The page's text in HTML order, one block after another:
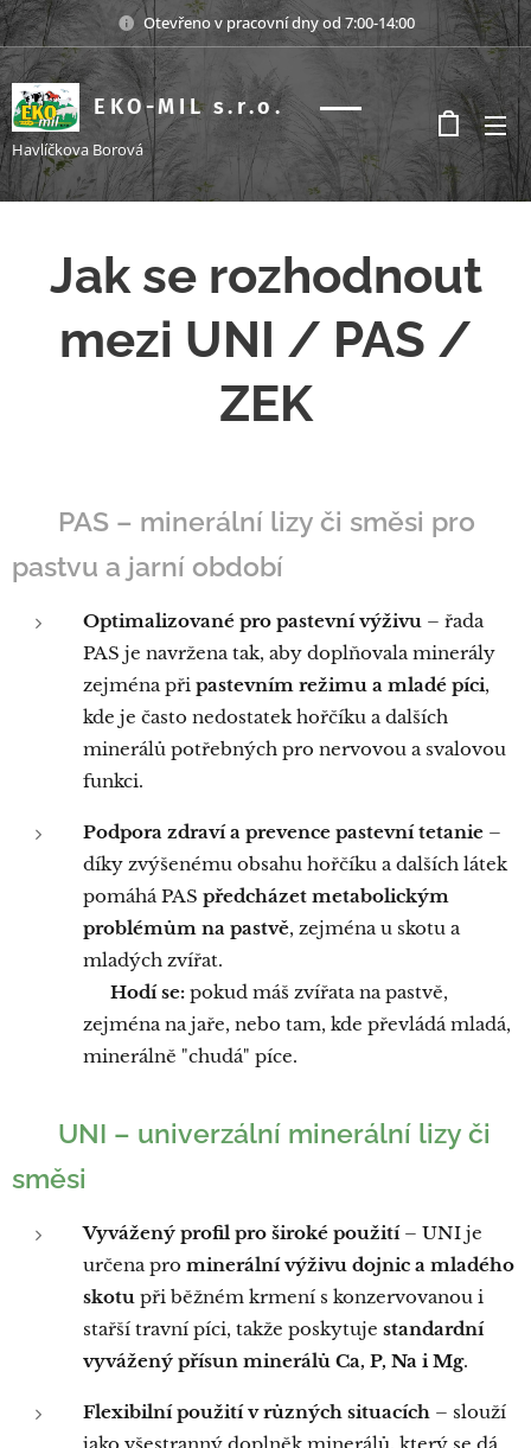
Otevřeno v pracovní dny od 7:00-14:00
EKO-MIL s.r.o.
s.r.o.
Havlíčkova Borová
Jak se rozhodnout
mezi UNI / PAS /
ZEK
PAS – minerální lizy či směsi pro
pastvu a jarní období
Optimalizované pro pastevní výživu – řada
PAS je navržena tak, aby doplňovala minerály
zejména při pastevním režimu a mladé píci,
kde je často nedostatek hořčíku a dalších
minerálů potřebných pro nervovou a svalovou
funkci.
Podpora zdraví a prevence pastevní tetanie –
díky zvýšenému obsahu hořčíku a dalších látek
pomáhá PAS předcházet metabolickým
problémům na pastvě, zejména u skotu a
mladých zvířat.
Hodí se: pokud máš zvířata na pastvě,
zejména na jaře, nebo tam, kde převládá mladá,
minerálně "chudá" píce.
UNI – univerzální minerální lizy či
směsi
Vyvážený profil pro široké použití– UNI je
určena pro minerální výživu dojnic a mladého
skotu při běžném krmení s konzervovanou i
stařší travní píci, takže poskytuje standardní
vyvážený přísun minerálů Ca, P, Na i Mg.
Flexibilní použití v různých situacích – slouží